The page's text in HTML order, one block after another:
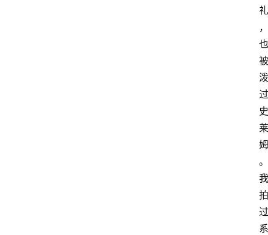
礼
，
也
被
泼
过
史
莱
姆
。
我
拍
过
系